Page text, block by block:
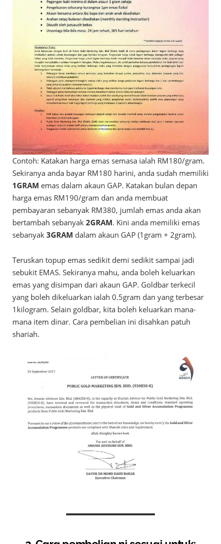
Contoh: Katakan harga emas semasa ialah RM180/gram.
Sekiranya anda bayar RM180 harini, anda sudah memiliki
1GRAM emas dalam akaun GAP. Katakan bulan depan
harga emas RM190/gram dan anda membuat
pembayaran sebanyak RM380, jumlah emas anda akan
bertambah sebanyak 2GRAM. Kini anda memiliki emas
sebanyak 3GRAM dalam akaun GAP (1gram + 2gram).
Teruskan topup emas sedikit demi sedikit sampai jadi
sebukit EMAS. Sekiranya mahu, anda boleh keluarkan
emas yang disimpan dari akaun GAP. Goldbar terkecil
yang boleh dikeluarkan ialah 0.5gram dan yang terbesar
1kilogram. Selain goldbar, kita boleh keluarkan mana-
mana item dinar. Cara pembelian ini disahkan patuh
shariah.